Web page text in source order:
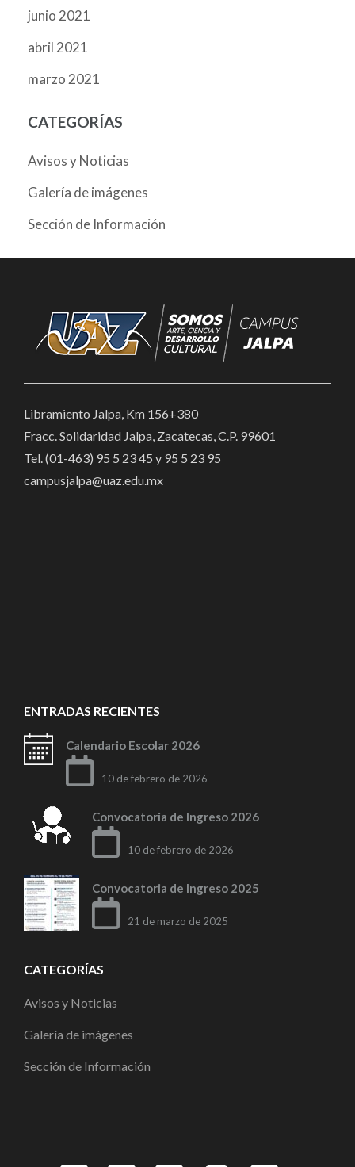
junio 2021
abril 2021
marzo 2021
CATEGORÍAS
Avisos y Noticias
Galería de imágenes
Sección de Información
Libramiento Jalpa, Km 156+380
Fracc. Solidaridad Jalpa, Zacatecas, C.P. 99601
Tel. (01-463) 95 5 23 45 y 95 5 23 95
campusjalpa@uaz.edu.mx
ENTRADAS RECIENTES
Calendario Escolar 2026
10 de febrero de 2026
Convocatoria de Ingreso 2026
10 de febrero de 2026
Convocatoria de Ingreso 2025
21 de marzo de 2025
CATEGORÍAS
Avisos y Noticias
Galería de imágenes
Sección de Información